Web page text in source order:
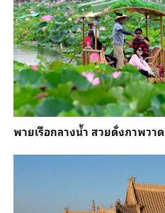
พายเรือกลางน้ำ สวยดั่งภาพวาด